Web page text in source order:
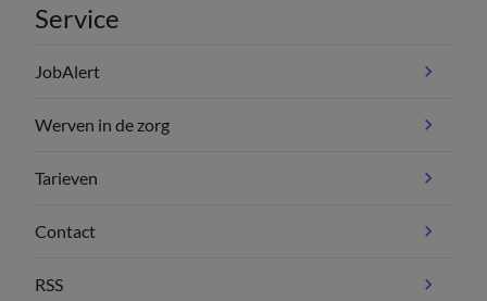
Service
JobAlert
Werven in de zorg
Tarieven
Contact
RSS